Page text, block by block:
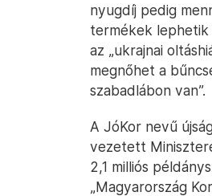
nyugdíj pedig
termékek
az „ukrajnai
megnőhet a
szabadlábon van”.
A JóKor nevű
vezetett
2,1 milliós
„Magyarország